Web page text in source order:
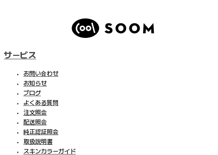
サービス
お問い合わせ
お知らせ
ブログ
よくある質問
注文照会
配送照会
純正認証照会
取扱説明書
スキンカラーガイド